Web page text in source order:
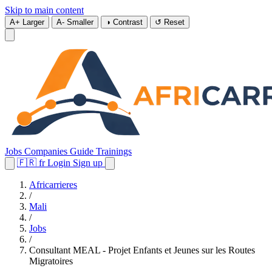
Skip to main content
A+ Larger A- Smaller ◑ Contrast ↺ Reset
Jobs Companies Guide Trainings
🇫🇷 fr Login Sign up
Africarrieres
/
Mali
/
Jobs
/
Consultant MEAL - Projet Enfants et Jeunes sur les Routes
Migratoires